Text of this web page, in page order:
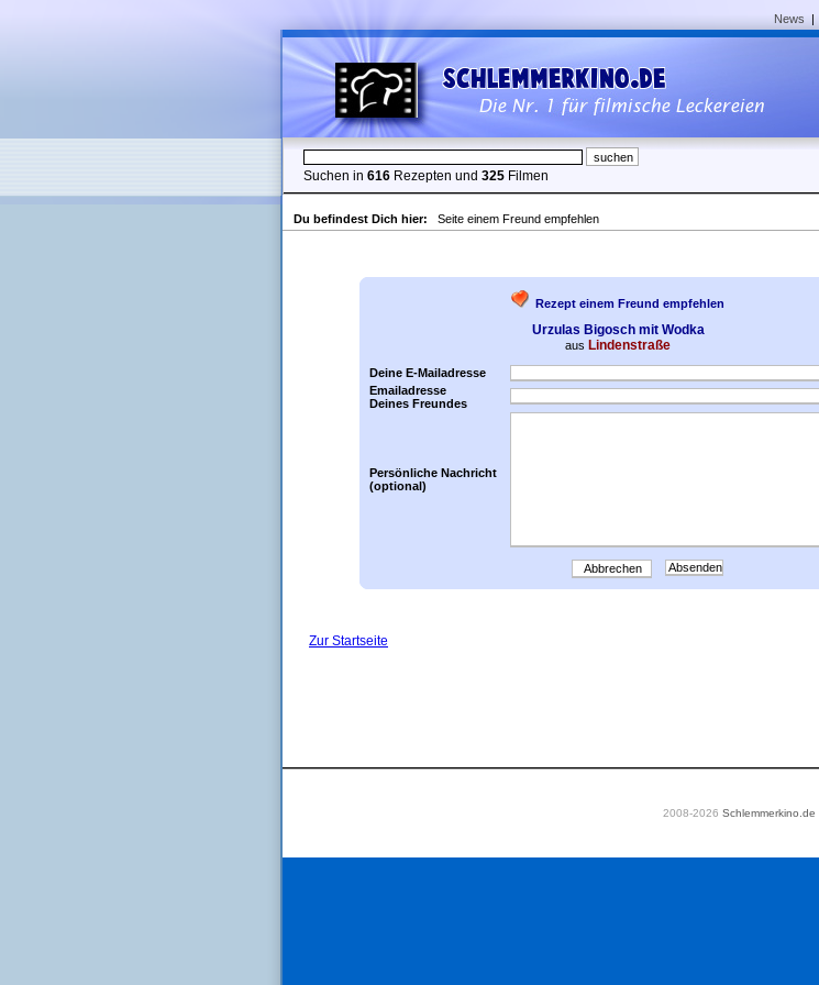
News |
Suchen in 616 Rezepten und 325 Filmen
Du befindest Dich hier: Seite einem Freund empfehlen
Rezept einem Freund empfehlen
Urzulas Bigosch mit Wodka
aus Lindenstraße
Deine E-Mailadresse
Emailadresse
Deines Freundes
Persönliche Nachricht
(optional)
Abbrechen
Zur Startseite
2008-2026 Schlemmerkino.de